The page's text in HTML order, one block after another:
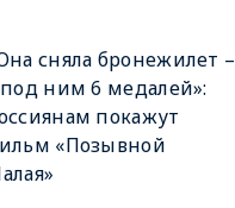
сняла бронежилет –
ним 6 медалей»:
покажут
«Позывной